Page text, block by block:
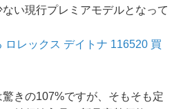
い現行プレミアモデルとなって
ロレックス デイトナ 116520 買
きの107%ですが、そもそも定